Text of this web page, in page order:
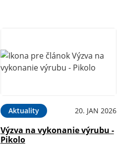
Aktuality 20. JAN 2026
Výzva na vykonanie výrubu -
Pikolo